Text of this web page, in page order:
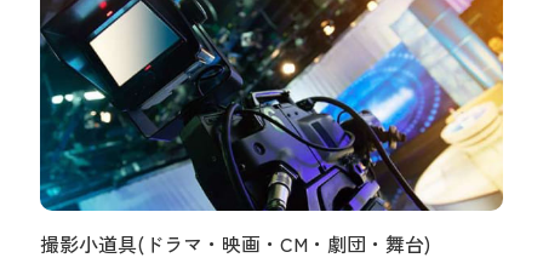
撮影小道具(ドラマ・映画・CM・劇団・舞台)